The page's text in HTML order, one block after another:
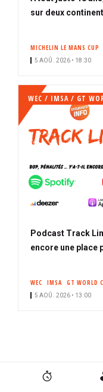
sur deux
MICHELIN LE MANS CUP
5 AOÛ. 2026 • 18:30
WEC / IMSA / GT
Podcast Track
encore une place
WEC IMSA GT WORLD
5 AOÛ. 2026 • 13:00